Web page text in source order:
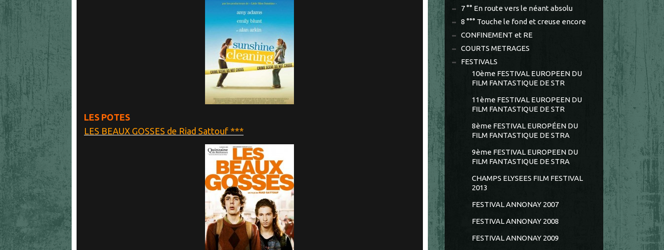
LES POTES
LES BEAUX GOSSES de Riad Sattouf ***
7 °° En route vers le néant absolu
8 °°° Touche le fond et creuse encore
CONFINEMENT et RE
COURTS METRAGES
FESTIVALS
10ème FESTIVAL EUROPEEN DU
FILM FANTASTIQUE DE STR
11ème FESTIVAL EUROPEEN DU
FILM FANTASTIQUE DE STR
8ème FESTIVAL EUROPÉEN DU
FILM FANTASTIQUE DE STRA
9ème FESTIVAL EUROPEEN DU
FILM FANTASTIQUE DE STRA
CHAMPS ELYSEES FILM FESTIVAL
2013
FESTIVAL ANNONAY 2007
FESTIVAL ANNONAY 2008
FESTIVAL ANNONAY 2009